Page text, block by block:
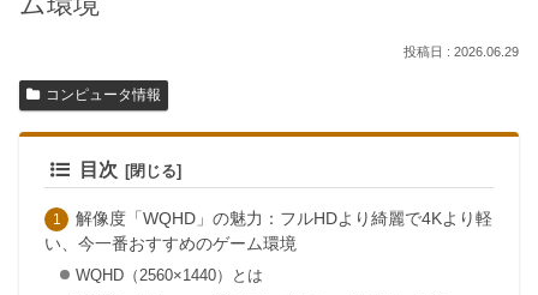
2026.06.29
コンピュータ情報
目次
解像度「WQHD」の魅力：フルHDより綺麗で4Kより軽
い、今一番おすすめのゲーム環境
WQHD（2560×1440）とは